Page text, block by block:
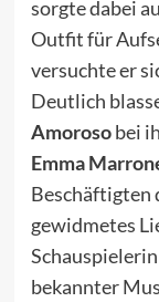
sorgte dabei
Outfit für
versuchte er
Deutlich
Amorosobei
Emma
Beschäftigten
gewidmetes
Schauspielerin
bekannter